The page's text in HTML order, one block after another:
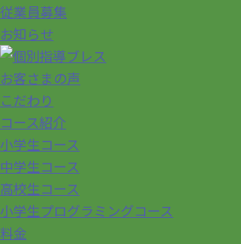
従業員募集
お知らせ
お客さまの声
こだわり
コース紹介
小学生コース
中学生コース
高校生コース
小学生プログラミングコース
料金